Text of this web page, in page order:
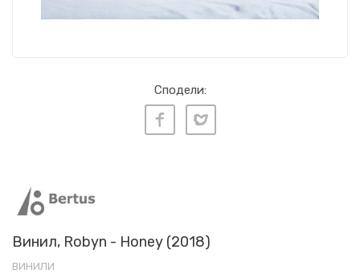
Сподели:
Винил, Robyn - Honey (2018)
ВИНИЛИ